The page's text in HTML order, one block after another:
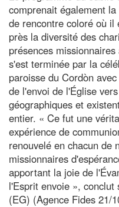
comprenait également
de rencontre coloré où il
près la diversité des
présences
s'est terminée par la
paroisse du Cordòn
de l'envoi de l'Église
géographiques et
entier. « Ce fut une
expérience de
renouvelé en chacun de
missionnaires
apportant la joie de
l'Esprit envoie »,
(EG) (Agence Fides 21/